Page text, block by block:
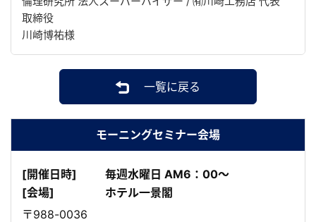
取締役
川崎博祐様
一覧に戻る
モーニングセミナー会場
[開催日時]
毎週水曜日 AM6：00～
[会場]
ホテル一景閣
〒988-0036